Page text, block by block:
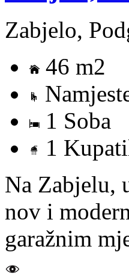
Zabjelo,
46 m2
1 Soba
1
Na Zabjelu,
nov i
garažnim